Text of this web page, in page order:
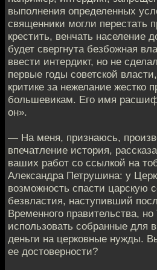
выполнения определенных
священники могли перестать
крестить, венчать население
будет свергнута безбожная
ввести интердикт, но не
первые годы советской
критике за нежелание жестко
большевикам. Его имя
он».
— На меня, признаюсь,
впечатление история,
ваших работ со ссылкой на
Александра Петрушина: у
возможность спасти царскую
безвластия, наступивший
Временного правительства,
использовать собранные для
деньги на церковные нужды.
ее достоверности?